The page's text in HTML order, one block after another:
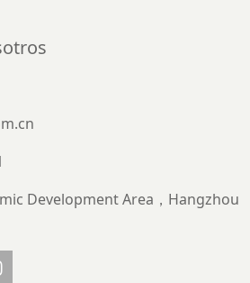
Development Area，Hangzhou